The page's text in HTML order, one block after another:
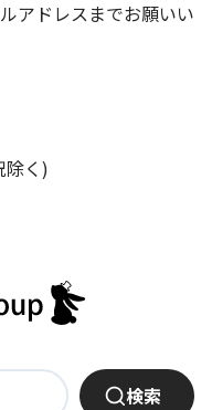
アドレスまでお願いい
除く)
検索